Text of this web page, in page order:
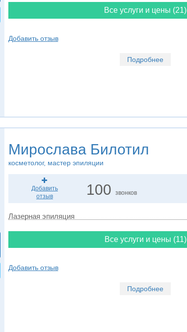
Все услуги и цены (21)
Добавить отзыв
Подробнее
Мирослава Билотил
косметолог, мастер эпиляции
Добавить
отзыв
100звонков
Лазерная эпиляция
Все услуги и цены (11)
Добавить отзыв
Подробнее